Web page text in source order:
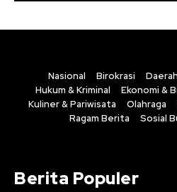
Nasional Birokrasi Daerah
Hukum & Kriminal
Ekonomi &
Kuliner & Pariwisata
Olahraga
Ragam Berita
Sosial
Berita Populer